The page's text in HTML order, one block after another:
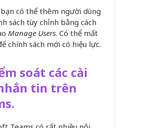
bạn có thể thêm người dùng
sách tùy chỉnh bằng cách
Manage Users. Có thể mất
chính sách mới có hiệu lực.
soát các cài
tin trên